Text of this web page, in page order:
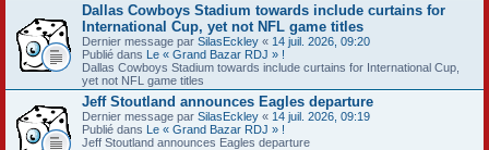
Dallas Cowboys Stadium towards include curtains for
International Cup, yet not NFL game titles
Dernier message par SilasEckley « 14 juil. 2026, 09:20
Publié dans Le « Grand Bazar RDJ » !
Dallas Cowboys Stadium towards include curtains for International Cup,
yet not NFL game titles
Jeff Stoutland announces Eagles departure
Dernier message par SilasEckley « 14 juil. 2026, 09:19
Publié dans Le « Grand Bazar RDJ » !
Jeff Stoutland announces Eagles departure